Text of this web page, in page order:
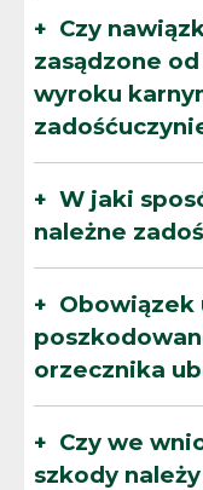
Czy
zasądzone
wyroku
W jaki
należne
orzecznika
Czy we
szkody